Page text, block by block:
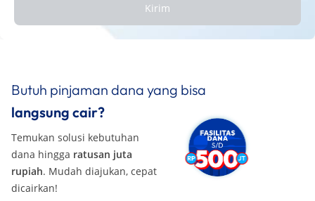
Kirim
Butuh pinjaman dana yang bisa
langsung cair?
Temukan solusi kebutuhan
dana hingga ratusan juta
rupiah. Mudah diajukan, cepat
dicairkan!